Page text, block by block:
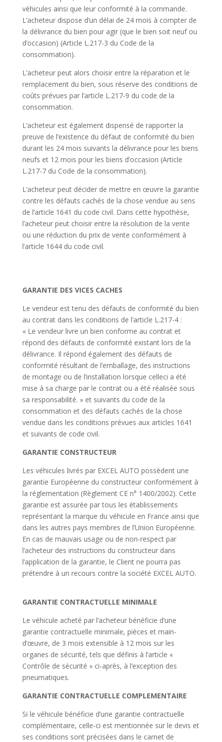
véhicules ainsi que leur conformité à la commande.
L’acheteur dispose d’un délai de 24 mois à compter de
la délivrance du bien pour agir (que le bien soit neuf ou
d’occasion) (Article L.217-3 du Code de la
consommation).
L’acheteur peut alors choisir entre la réparation et le
remplacement du bien, sous réserve des conditions de
coûts prévues par l’article L.217-9 du code de la
consommation.
L’acheteur est également dispensé de rapporter la
preuve de l’existence du défaut de conformité du bien
durant les 24 mois suivants la délivrance pour les biens
neufs et 12 mois pour les biens d’occasion (Article
L.217-7 du Code de la consommation).
L’acheteur peut décider de mettre en œuvre la garantie
contre les défauts cachés de la chose vendue au sens
de l’article 1641 du code civil. Dans cette hypothèse,
l’acheteur peut choisir entre la résolution de la vente
ou une réduction du prix de vente conformément à
l’article 1644 du code civil.
GARANTIE DES VICES CACHES
Le vendeur est tenu des défauts de conformité du bien
au contrat dans les conditions de l’article L.217-4 :
« Le vendeur livre un bien conforme au contrat et
répond des défauts de conformité existant lors de la
délivrance. Il répond également des défauts de
conformité résultant de l’emballage, des instructions
de montage ou de l’installation lorsque celleci a été
mise à sa charge par le contrat ou a été réalisée sous
sa responsabilité. » et suivants du code de la
consommation et des défauts cachés de la chose
vendue dans les conditions prévues aux articles 1641
et suivants de code civil.
GARANTIE CONSTRUCTEUR
Les véhicules livrés par EXCEL AUTO possèdent une
garantie Européenne du constructeur conformément à
la réglementation (Règlement CE n° 1400/2002). Cette
garantie est assurée par tous les établissements
représentant la marque du véhicule en France ainsi que
dans les autres pays membres de l’Union Européenne.
En cas de mauvais usage ou de non-respect par
l’acheteur des instructions du constructeur dans
l’application de la garantie, le Client ne pourra pas
prétendre à un recours contre la société EXCEL AUTO.
GARANTIE CONTRACTUELLE MINIMALE
Le véhicule acheté par l’acheteur bénéficie d’une
garantie contractuelle minimale, pièces et main-
d’œuvre, de 3 mois extensible à 12 mois sur les
organes de sécurité, tels que définis à l’article «
Contrôle de sécurité » ci-après, à l’exception des
pneumatiques.
GARANTIE CONTRACTUELLE COMPLEMENTAIRE
Si le véhicule bénéficie d’une garantie contractuelle
complémentaire, celle-ci est mentionnée sur le devis et
ses conditions sont précisées dans le carnet de